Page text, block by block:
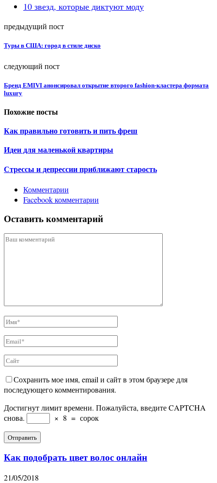
10 звезд, которые диктуют моду
предыдущий пост
Туры в США: город в стиле диско
следующий пост
Бренд EMIVI анонсировал открытие второго fashion-кластера формата
luxury
Похожие посты
Как правильно готовить и пить фреш
Идеи для маленькой квартиры
Стрессы и депрессии приближают старость
Комментарии
Facebook комментарии
Оставить комментарий
Сохранить мое имя, email и сайт в этом браузере для
последующего комментирования.
Достигнут лимит времени. Пожалуйста, введите CAPTCHA
снова.
× 8 = сорок
Как подобрать цвет волос онлайн
21/05/2018